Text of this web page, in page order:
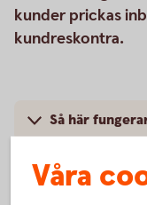
kunder prickas
kundreskontra.
Så här
Pris
Våra